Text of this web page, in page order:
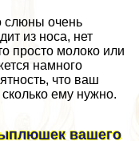
слюны очень
из носа, нет
просто молоко или
намного
что ваш
ему нужно.
вашего